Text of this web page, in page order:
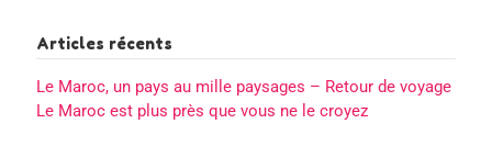
Articles récents
Le Maroc, un pays au mille paysages – Retour de voyage
Le Maroc est plus près que vous ne le croyez